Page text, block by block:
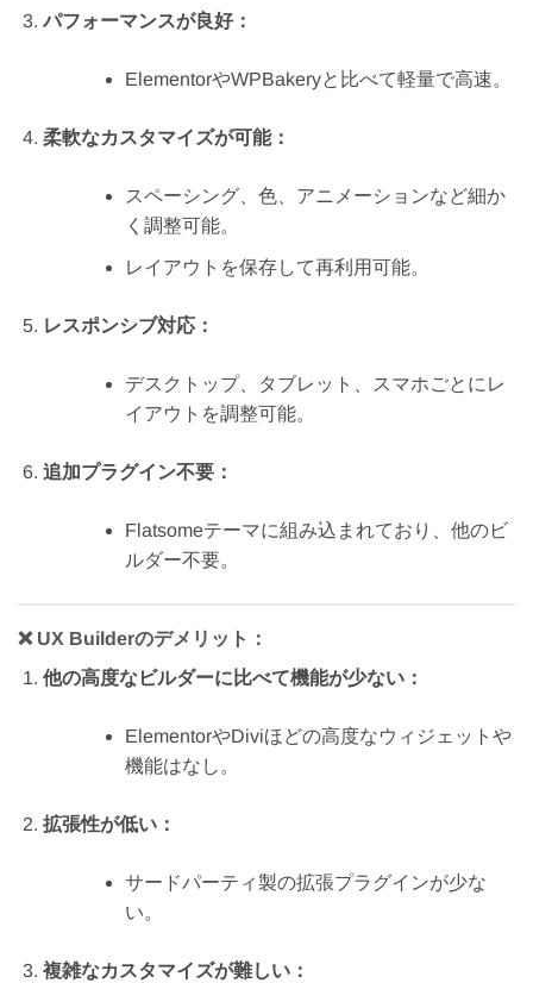
パフォーマンスが良好：
ElementorやWPBakeryと比べて軽量で高速。
柔軟なカスタマイズが可能：
スペーシング、色、アニメーションなど細か
く調整可能。
レイアウトを保存して再利用可能。
レスポンシブ対応：
デスクトップ、タブレット、スマホごとにレ
イアウトを調整可能。
追加プラグイン不要：
Flatsomeテーマに組み込まれており、他のビ
ルダー不要。
❌ UX Builderのデメリット：
他の高度なビルダーに比べて機能が少ない：
ElementorやDiviほどの高度なウィジェットや
機能はなし。
拡張性が低い：
サードパーティ製の拡張プラグインが少な
い。
複雑なカスタマイズが難しい：